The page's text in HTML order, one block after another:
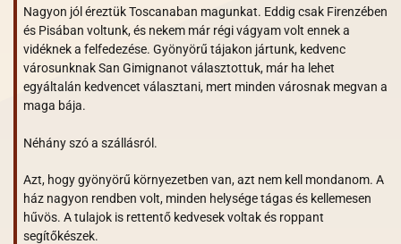
Nagyon jól éreztük Toscanaban magunkat. Eddig csak Firenzében
és Pisában voltunk, és nekem már régi vágyam volt ennek a
vidéknek a felfedezése. Gyönyörű tájakon jártunk, kedvenc
városunknak San Gimignanot választottuk, már ha lehet
egyáltalán kedvencet választani, mert minden városnak megvan a
maga bája.
Néhány szó a szállásról.
Azt, hogy gyönyörű környezetben van, azt nem kell mondanom. A
ház nagyon rendben volt, minden helysége tágas és kellemesen
hűvös. A tulajok is rettentő kedvesek voltak és roppant
segítőkészek.